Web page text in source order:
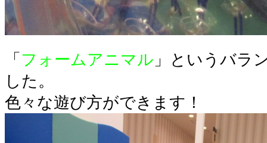
「 フォームアニマル 」というバラ
した。
色々な遊び方ができます！